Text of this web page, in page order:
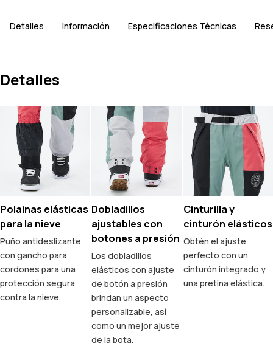
Detalles Información Especificaciones Técnicas
Detalles
Polainas elásticas
para la nieve
Puño antideslizante
con gancho para
cordones para una
protección segura
contra la nieve.
Dobladillos
ajustables con
botones a presión
Los dobladillos
elásticos con ajuste
de botón a presión
brindan un aspecto
personalizable, así
como un mejor ajuste
de la bota.
Cinturilla y
cinturón elásticos
Obtén el ajuste
perfecto con un
cinturón integrado y
una pretina elástica.